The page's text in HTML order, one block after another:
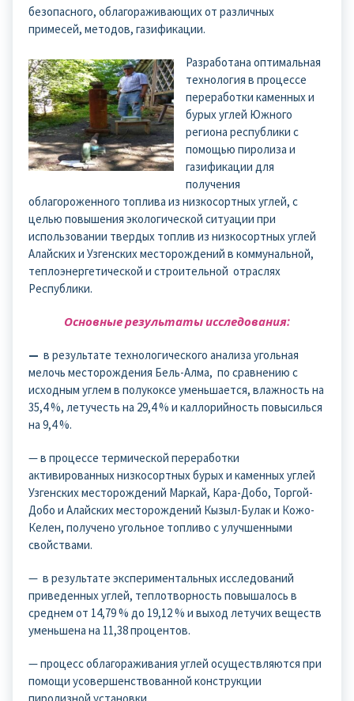
безопасного, облагораживающих от различных
примесей, методов, газификации.
Разработана оптимальная
технология в процессе
переработки каменных и
бурых углей Южного
региона республики с
помощью пиролиза и
газификации для
получения
облагороженного топлива из низкосортных углей, с
целью повышения экологической ситуации при
использовании твердых топлив из низкосортных углей
Алайских и Узгенских месторождений в коммунальной,
теплоэнергетической и строительной отраслях
Республики.
Основные результаты исследования:
— в результате технологического анализа угольная
мелочь месторождения Бель-Алма, по сравнению с
исходным углем в полукоксе уменьшается, влажность на
35,4 %, летучесть на 29,4 % и каллорийность повысилься
на 9,4 %.
— в процессе термической переработки
активированных низкосортных бурых и каменных углей
Узгенских месторождений Маркай, Кара-Добо, Торгой-
Добо и Алайских месторождений Кызыл-Булак и Кожо-
Келен, получено угольное топливо с улучшенными
свойствами.
— в результате экспериментальных исследований
приведенных углей, теплотворность повышалось в
среднем от 14,79 % до 19,12 % и выход летучих веществ
уменьшена на 11,38 процентов.
— процесс облагораживания углей осуществляются при
помощи усовершенствованной конструкции
пиролизной установки.